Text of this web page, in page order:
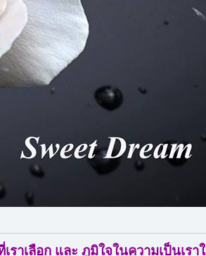
าเลือก และ ภูมิใจในความเป็นเรา